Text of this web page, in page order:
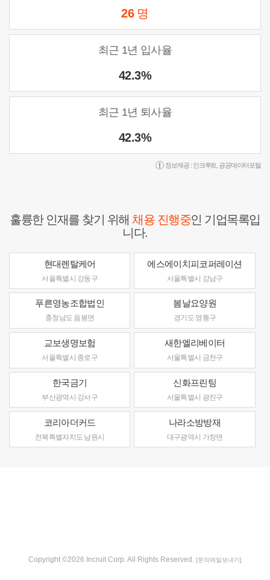
26 명
최근 1년 입사율
42.3%
최근 1년 퇴사율
42.3%
정보제공 : 인크루트 공공데이터포털
훌륭한 인재를 찾기 위해채용 진행중인 기업목록입
니다.
현대렌탈케어
서울특별시 강동구
에스에이치피코퍼레이션
서울특별시 강남구
푸른영농조합법인
충청남도 음봉면
봄날요양원
경기도 영통구
교보생명보험
서울특별시 종로구
새한엘리베이터
서울특별시 금천구
한국금기
부산광역시 강서구
신화프린팅
서울특별시 광진구
코리아더커드
전북특별자치도 남원시
나라소방방재
대구광역시 가창면
Copyright ©2026 Incruit Corp. All Rights Reserved. [문의메일보내기]